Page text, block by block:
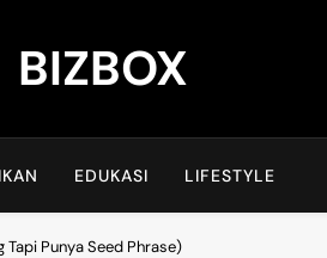
BIZBOX
EDUKASI LIFESTYLE
Punya Seed Phrase)